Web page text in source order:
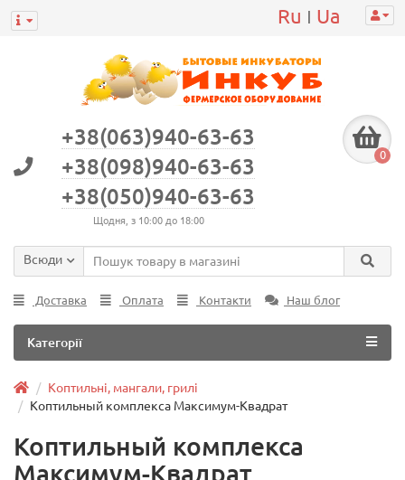
Ru | Ua
+38(063)940-63-63
+38(098)940-63-63
+38(050)940-63-63
Щодня, з 10:00 до 18:00
0
Всюди
Доставка Оплата Контакти Наш блог
Категорії
Коптильні, мангали, грилі
Коптильный комплекса Максимум-Квадрат
Коптильный комплекса
Максимум-Квадрат